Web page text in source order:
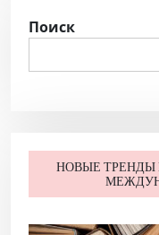
г
а
ц
п
з
Поиск
НОВЫЕ ТРЕНДЫ